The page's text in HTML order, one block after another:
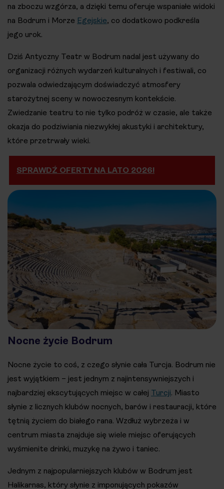
na zboczu wzgórza, a dzięki temu oferuje wspaniałe widoki
na Bodrum i Morze Egejskie, co dodatkowo podkreśla
jego urok​​.
Dziś Antyczny Teatr w Bodrum nadal jest używany do
organizacji różnych wydarzeń kulturalnych i festiwali, co
pozwala odwiedzającym doświadczyć atmosfery
starożytnej sceny w nowoczesnym kontekście.
Zwiedzanie teatru to nie tylko podróż w czasie, ale także
okazja do podziwiania niezwykłej akustyki i architektury,
które przetrwały wieki​​.
SPRAWDŹ OFERTY NA LATO 2026!
Nocne życie Bodrum
Nocne życie to coś, z czego słynie cała Turcja. Bodrum nie
jest wyjątkiem – jest jednym z najintensywniejszych i
najbardziej ekscytujących miejsc w całej Turcji. Miasto
słynie z licznych klubów nocnych, barów i restauracji, które
tętnią życiem do białego rana. Wzdłuż wybrzeża i w
centrum miasta znajduje się wiele miejsc oferujących
wyśmienite drinki, muzykę na żywo i taniec.
Jednym z najpopularniejszych klubów w Bodrum jest
Halikarnas, który słynie z imponujących pokazów